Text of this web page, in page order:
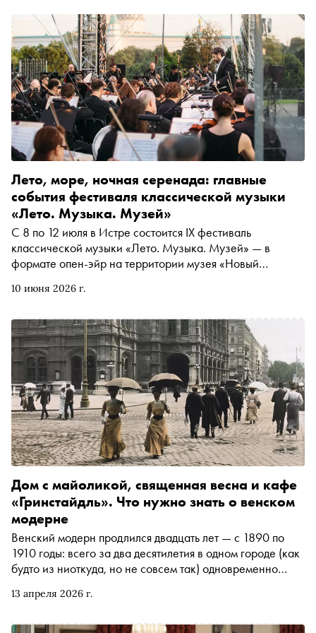
10 июня 2026 г.
Лето, море, ночная серенада: главные
события фестиваля классической музыки
«Лето. Музыка. Музей»
С 8 по 12 июля в Истре состоится IX фестиваль
классической музыки «Лето. Музыка. Музей» — в
формате опен-эйр на территории музея «Новый
проводится институцией совместно с Московской
культуры Российской Федерации и Министерства
культуры и туризма Московской области, — в
объединении музыки, ландшафта и исторического
места. Журналист Надежда Травина рассказывает, что
ждёт слушателей на каждом из пяти вечеров
13 апреля 2026 г.
Дом с майоликой, священная весна и кафе
«Гринстайдль». Что нужно знать о венском
модерне
Венский модерн продлился двадцать лет — с 1890 по
1910 годы: всего за два десятилетия в одном городе (как
будто из ниоткуда, но не совсем так) одновременно
философии, музыке и психологии. А обычные жители